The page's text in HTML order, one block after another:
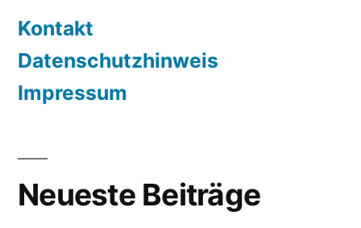
Kontakt
Datenschutzhinweis
Impressum
Neueste Beiträge